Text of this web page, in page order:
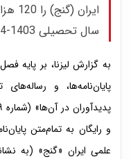
سال تحصیلی 1403-1404، دریافت کردند.
به گزارش لیزنا، بر پایه
پایان‌نامه‌ها، و
و رایگان به تمام‌متن
علمی ایران «گنج» (به